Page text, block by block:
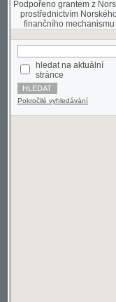
hledat na aktuální
stránce
Pokročilé vyhledávání